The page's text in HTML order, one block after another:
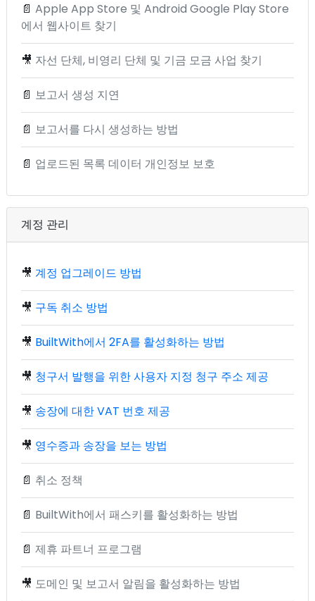
📄 Apple App Store 및 Android Google Play Store
에서 웹사이트 찾기
🎥 자선 단체, 비영리 단체 및 기금 모금 사업 찾기
📄 보고서 생성 지연
📄 보고서를 다시 생성하는 방법
📄 업로드된 목록 데이터 개인정보 보호
계정 관리
🎥 계정 업그레이드 방법
🎥 구독 취소 방법
🎥 BuiltWith에서 2FA를 활성화하는 방법
🎥 청구서 발행을 위한 사용자 지정 청구 주소 제공
🎥 송장에 대한 VAT 번호 제공
🎥 영수증과 송장을 보는 방법
📄 취소 정책
📄 BuiltWith에서 패스키를 활성화하는 방법
📄 제휴 파트너 프로그램
🎥 도메인 및 보고서 알림을 활성화하는 방법